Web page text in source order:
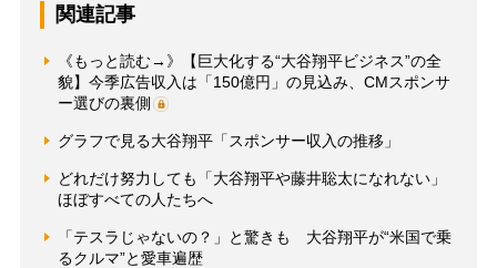
関連記事
《もっと読む→》【巨大化する“大谷翔平ビジネス”の全
貌】今季広告収入は「150億円」の見込み、CMスポンサ
ー選びの裏側
グラフで見る大谷翔平「スポンサー収入の推移」
どれだけ努力しても「大谷翔平や藤井聡太になれない」
ほぼすべての人たちへ
「テスラじゃないの？」と驚きも 大谷翔平が“米国で乗
るクルマ”と愛車遍歴